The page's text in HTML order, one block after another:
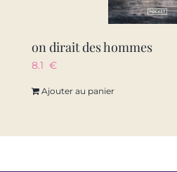
on dirait des hommes
8.1 €
Ajouter au panier